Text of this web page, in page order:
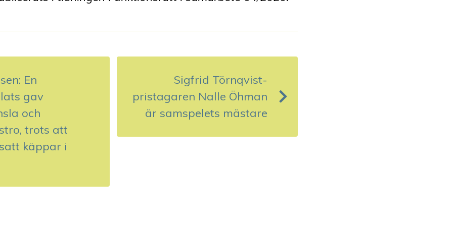
En
gav
och
trots att
käppar i
Sigfrid Törnqvist-
pristagaren Nalle Öhman
är samspelets mästare